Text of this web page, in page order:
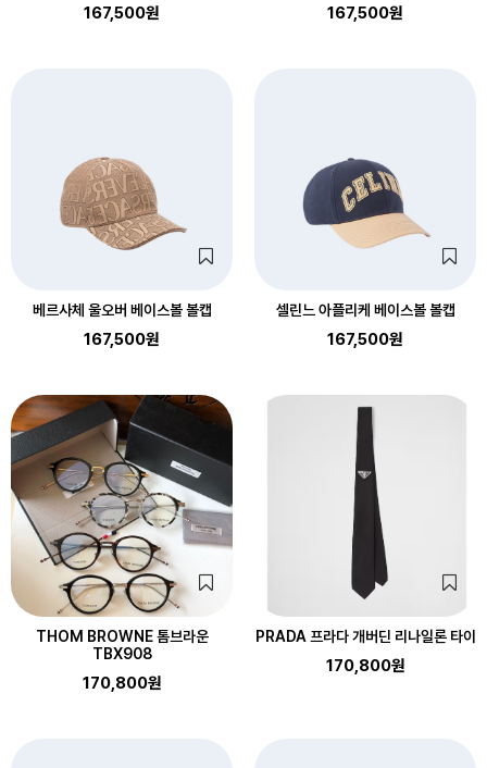
167,500원 167,500원
베르사체 울오버 베이스볼 볼캡
167,500원
셀린느 아플리케 베이스볼 볼캡
167,500원
THOM BROWNE 톰브라운
TBX908
170,800원
PRADA 프라다 개버딘 리나일론 타이
170,800원